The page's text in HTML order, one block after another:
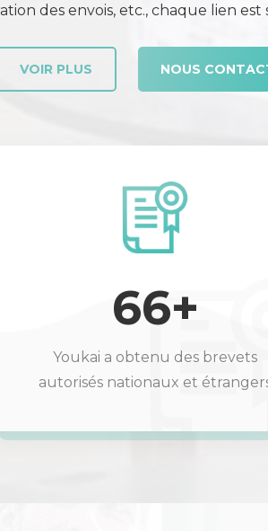
des envois, etc., chaque lien
VOIR PLUS NOUS
66+
Youkai a obtenu des brevets
autorisés nationaux et